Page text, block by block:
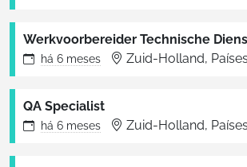
Werkvoorbereider Technische
há 6 meses Zuid-Holland,
QA Specialist
há 6 meses Zuid-Holland,